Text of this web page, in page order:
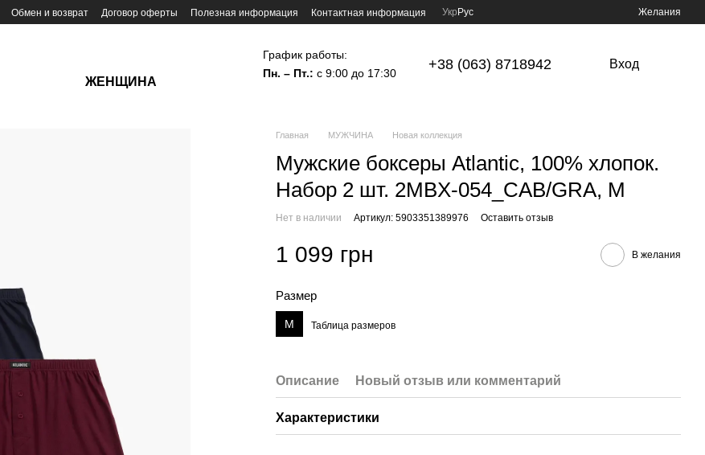
Обмен и возврат Договор оферты Полезная информация Контактная информация Укр Рус Желания
ЖЕНЩИНА
График работы:
Пн. – Пт.: с 9:00 до 17:30
+38 (063) 8718942 Вход
Главная МУЖЧИНА Новая коллекция
Мужские боксеры Atlantic, 100% хлопок.
Набор 2 шт. 2MBX-054_CAB/GRA, M
Нет в наличии Артикул: 5903351389976 Оставить отзыв
1 099 грн В желания
Размер
M Таблица размеров
Описание Новый отзыв или комментарий
Характеристики